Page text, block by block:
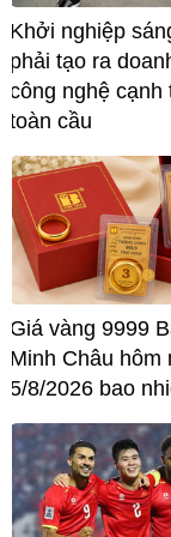
Khởi nghiệp
phải tạo ra
công nghệ cạnh
toàn cầu
Giá vàng 9999
Minh Châu hôm
5/8/2026 bao